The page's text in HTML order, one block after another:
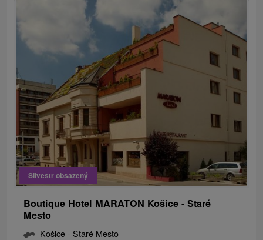
Silvestr obsazený
Boutique Hotel MARATON Košice - Staré
Mesto
Košice - Staré Mesto